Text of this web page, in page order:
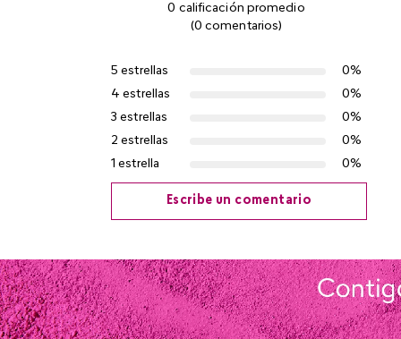
0 calificación promedio
(0 comentarios)
5 estrellas
0%
4 estrellas
0%
3 estrellas
0%
2 estrellas
0%
1 estrella
0%
Escribe un comentario
Agregar comentario
Título